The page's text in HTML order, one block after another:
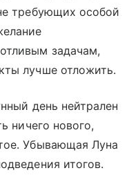
требующих особой
задачам,
лучше отложить.
день нейтрален
ничего нового,
Убывающая Луна
итогов.